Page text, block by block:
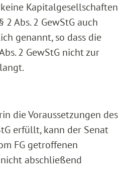
Kapitalgesellschaften
Abs. 2 GewStG auch
genannt, so dass die
2 GewStG nicht zur
die Voraussetzungen des
erfüllt, kann der Senat
FG getroffenen
abschließend